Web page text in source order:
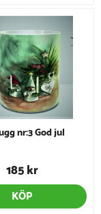
nr:3 God jul
185 kr
KÖP